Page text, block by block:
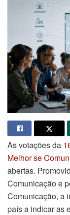
As votações da
Melhor se
abertas.
Comunicação e
Comunicação, a
país a indicar as